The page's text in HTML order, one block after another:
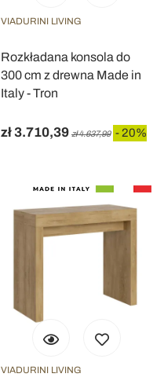
VIADURINI LIVING
Rozkładana konsola do
300 cm z drewna Made in
Italy - Tron
zł 3.710,39 zł 4.637,99 - 20%
VIADURINI LIVING